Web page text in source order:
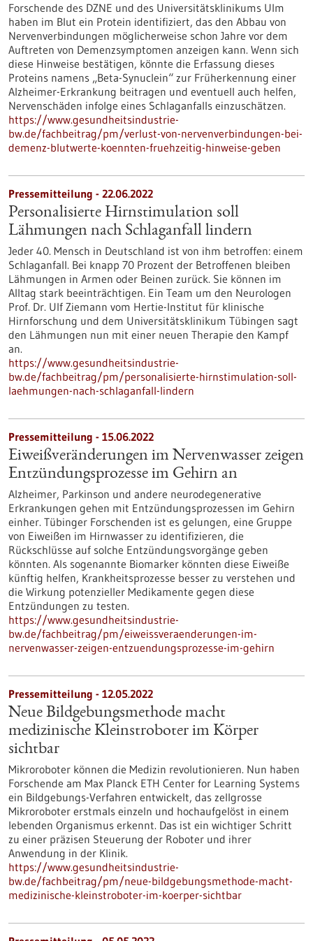
Forschende des DZNE und des Universitätsklinikums Ulm
haben im Blut ein Protein identifiziert, das den Abbau von
Nervenverbindungen möglicherweise schon Jahre vor dem
Auftreten von Demenzsymptomen anzeigen kann. Wenn sich
diese Hinweise bestätigen, könnte die Erfassung dieses
Proteins namens „Beta-Synuclein“ zur Früherkennung einer
Alzheimer-Erkrankung beitragen und eventuell auch helfen,
Nervenschäden infolge eines Schlaganfalls einzuschätzen.
https://www.gesundheitsindustrie-
bw.de/fachbeitrag/pm/verlust-von-nervenverbindungen-bei-
demenz-blutwerte-koennten-fruehzeitig-hinweise-geben
Pressemitteilung - 22.06.2022
Personalisierte Hirnstimulation soll
Lähmungen nach Schlaganfall lindern
Jeder 40. Mensch in Deutschland ist von ihm betroffen: einem
Schlaganfall. Bei knapp 70 Prozent der Betroffenen bleiben
Lähmungen in Armen oder Beinen zurück. Sie können im
Alltag stark beeinträchtigen. Ein Team um den Neurologen
Prof. Dr. Ulf Ziemann vom Hertie-Institut für klinische
Hirnforschung und dem Universitätsklinikum Tübingen sagt
den Lähmungen nun mit einer neuen Therapie den Kampf
an.
https://www.gesundheitsindustrie-
bw.de/fachbeitrag/pm/personalisierte-hirnstimulation-soll-
laehmungen-nach-schlaganfall-lindern
Pressemitteilung - 15.06.2022
Eiweißveränderungen im Nervenwasser zeigen
Entzündungsprozesse im Gehirn an
Alzheimer, Parkinson und andere neurodegenerative
Erkrankungen gehen mit Entzündungsprozessen im Gehirn
einher. Tübinger Forschenden ist es gelungen, eine Gruppe
von Eiweißen im Hirnwasser zu identifizieren, die
Rückschlüsse auf solche Entzündungsvorgänge geben
könnten. Als sogenannte Biomarker könnten diese Eiweiße
künftig helfen, Krankheitsprozesse besser zu verstehen und
die Wirkung potenzieller Medikamente gegen diese
Entzündungen zu testen.
https://www.gesundheitsindustrie-
bw.de/fachbeitrag/pm/eiweissveraenderungen-im-
nervenwasser-zeigen-entzuendungsprozesse-im-gehirn
Pressemitteilung - 12.05.2022
Neue Bildgebungsmethode macht
medizinische Kleinstroboter im Körper
sichtbar
Mikroroboter können die Medizin revolutionieren. Nun haben
Forschende am Max Planck ETH Center for Learning Systems
ein Bildgebungs-Verfahren entwickelt, das zellgrosse
Mikroroboter erstmals einzeln und hochaufgelöst in einem
lebenden Organismus erkennt. Das ist ein wichtiger Schritt
zu einer präzisen Steuerung der Roboter und ihrer
Anwendung in der Klinik.
https://www.gesundheitsindustrie-
bw.de/fachbeitrag/pm/neue-bildgebungsmethode-macht-
medizinische-kleinstroboter-im-koerper-sichtbar